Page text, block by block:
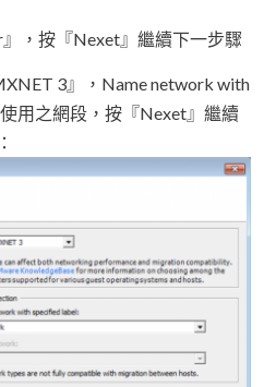
，按『Nexet』繼續下一步驟
3』，Name network with
用之網段，按『Nexet』繼續